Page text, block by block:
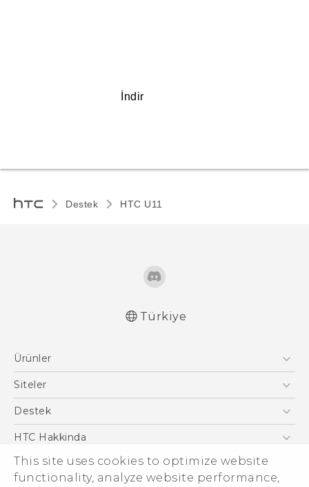
This site uses cookies to optimize website
functionality, analyze website performance,
İndir
Destek HTC U11‎
Türkiye
Ürünler
Akıllı Telefonlar
VIVE
Siteler
HTC Dev
Destek
Destek Merkezi
HTC Hakkinda
ESG
Yatırımcı (İNGİLİZCE)